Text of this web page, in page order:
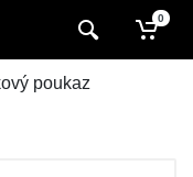
0
poukaz